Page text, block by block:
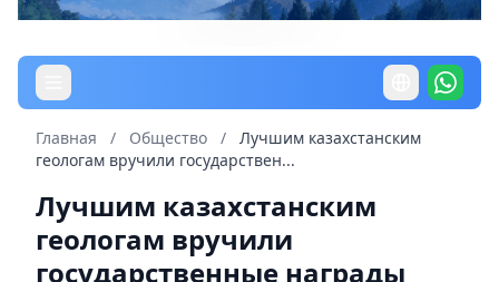
Главная / Общество /
Лучшим казахстанским
геологам вручили государствен...
Лучшим казахстанским
геологам вручили
государственные награды